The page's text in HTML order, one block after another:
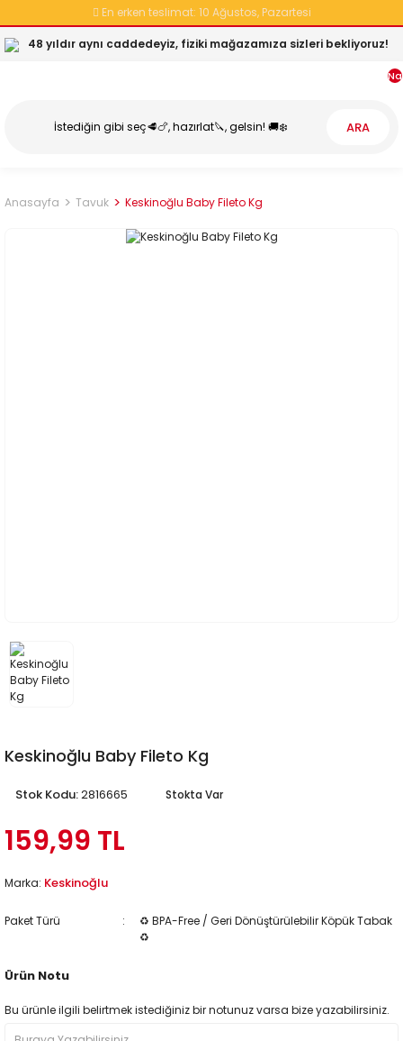
En erken teslimat: 10 Ağustos, Pazartesi
48 yıldır aynı caddedeyiz, fiziki mağazamıza sizleri bekliyoruz!
ARA
Anasayfa Tavuk Keskinoğlu Baby Fileto Kg
Keskinoğlu Baby Fileto Kg
Stok Kodu:2816665 Stokta Var
159,99 TL
Marka: Keskinoğlu
Paket Türü
♻️ BPA-Free / Geri Dönüştürülebilir Köpük Tabak
♻️
Ürün Notu
Bu ürünle ilgili belirtmek istediğiniz bir notunuz varsa bize yazabilirsiniz.